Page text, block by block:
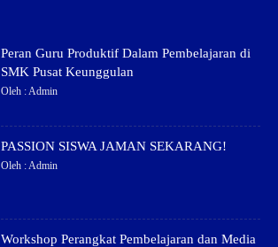
Peran Guru Produktif Dalam Pembelajaran di
SMK Pusat Keunggulan
Oleh : Admin
PASSION SISWA JAMAN SEKARANG!
Oleh : Admin
Workshop Perangkat Pembelajaran dan Media